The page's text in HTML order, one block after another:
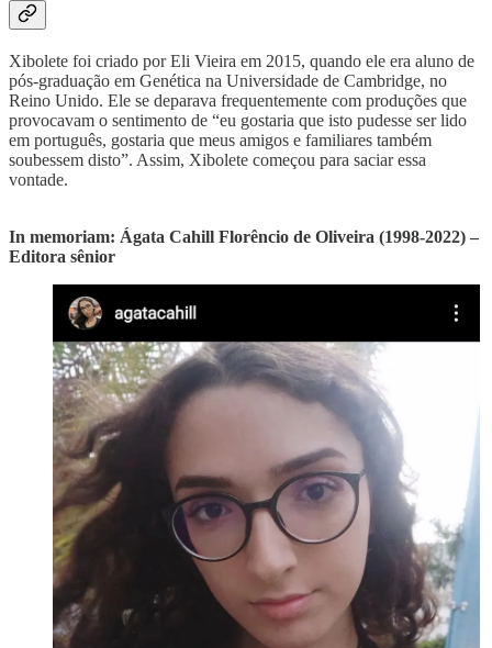
Xibolete foi criado por Eli Vieira em 2015, quando ele era aluno de
pós-graduação em Genética na Universidade de Cambridge, no
Reino Unido. Ele se deparava frequentemente com produções que
provocavam o sentimento de “eu gostaria que isto pudesse ser lido
em português, gostaria que meus amigos e familiares também
soubessem disto”. Assim, Xibolete começou para saciar essa
vontade.
In memoriam: Ágata Cahill Florêncio de Oliveira (1998-2022) –
Editora sênior